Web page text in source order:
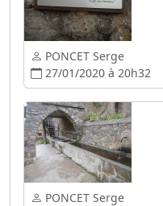
PONCET Serge
27/01/2020 à 20h32
PONCET Serge